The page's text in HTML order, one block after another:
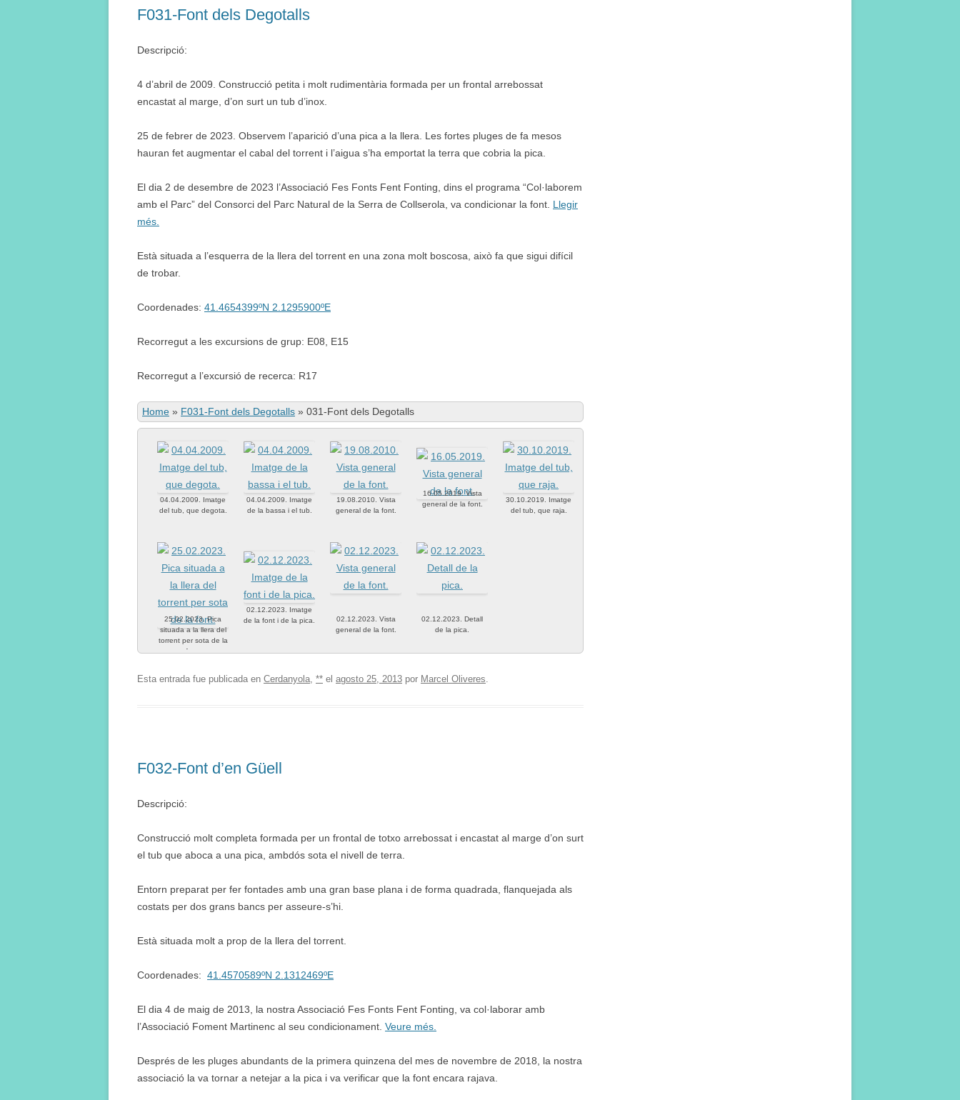
F031-Font dels Degotalls
Descripció:
4 d’abril de 2009. Construcció petita i molt rudimentària formada per un frontal arrebossat
encastat al marge, d’on surt un tub d’inox.
25 de febrer de 2023. Observem l’aparició d’una pica a la llera. Les fortes pluges de fa mesos
hauran fet augmentar el cabal del torrent i l’aigua s’ha emportat la terra que cobria la pica.
El dia 2 de desembre de 2023 l’Associació Fes Fonts Fent Fonting, dins el programa “Col·laborem
amb el Parc” del Consorci del Parc Natural de la Serra de Collserola, va condicionar la font. Llegir
més.
Està situada a l’esquerra de la llera del torrent en una zona molt boscosa, això fa que sigui difícil
de trobar.
Coordenades: 41.4654399ºN 2.1295900ºE
Recorregut a les excursions de grup: E08, E15
Recorregut a l’excursió de recerca: R17
Home » F031-Font dels Degotalls » 031-Font dels Degotalls
04.04.2009. Imatge
del tub, que degota.
04.04.2009. Imatge
de la bassa i el tub.
19.08.2010. Vista
general de la font.
16.05.2019. Vista
general de la font.
30.10.2019. Imatge
del tub, que raja.
25.02.2023. Pica
situada a la llera del
torrent per sota de la
font.
02.12.2023. Imatge
de la font i de la pica.
02.12.2023. Vista
general de la font.
02.12.2023. Detall
de la pica.
Esta entrada fue publicada en Cerdanyola, ** el agosto 25, 2013 por Marcel Oliveres.
F032-Font d’en Güell
Descripció:
Construcció molt completa formada per un frontal de totxo arrebossat i encastat al marge d’on surt
el tub que aboca a una pica, ambdós sota el nivell de terra.
Entorn preparat per fer fontades amb una gran base plana i de forma quadrada, flanquejada als
costats per dos grans bancs per asseure-s’hi.
Està situada molt a prop de la llera del torrent.
Coordenades: 41.4570589ºN 2.1312469ºE
El dia 4 de maig de 2013, la nostra Associació Fes Fonts Fent Fonting, va col·laborar amb
l’Associació Foment Martinenc al seu condicionament. Veure més.
Després de les pluges abundants de la primera quinzena del mes de novembre de 2018, la nostra
associació la va tornar a netejar a la pica i va verificar que la font encara rajava.